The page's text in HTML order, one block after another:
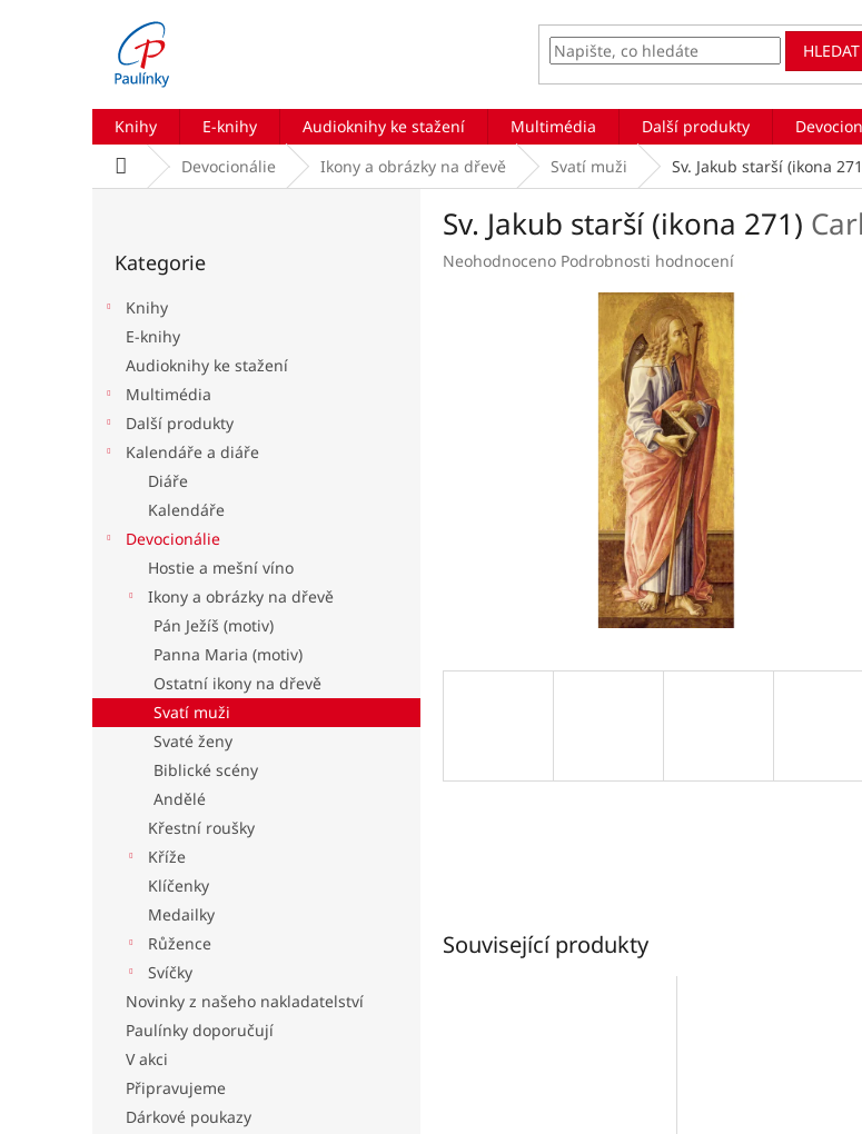
HLEDAT
Knihy E-knihy Audioknihy ke stažení Multimédia Další produkty
Domů Devocionálie Ikony a obrázky na dřevě Svatí muži Sv. Jakub starší (ikona
kategorie
Kategorie
Knihy
E-knihy
Audioknihy ke stažení
Multimédia
Další produkty
Kalendáře a diáře
Diáře
Kalendáře
Devocionálie
Hostie a mešní víno
Ikony a obrázky na dřevě
Pán Ježíš (motiv)
Panna Maria (motiv)
Ostatní ikony na dřevě
Svatí muži
Svaté ženy
Biblické scény
Andělé
Křestní roušky
Kříže
Klíčenky
Medailky
Růžence
Svíčky
Novinky z našeho nakladatelství
Paulínky doporučují
V akci
Připravujeme
Dárkové poukazy
Sv. Jakub starší (ikona 271)
Průměrné
Neohodnoceno Podrobnosti hodnocení
Související produkty